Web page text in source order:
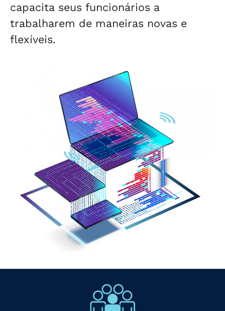
capacita seus funcionários a
trabalharem de maneiras novas e
flexíveis.